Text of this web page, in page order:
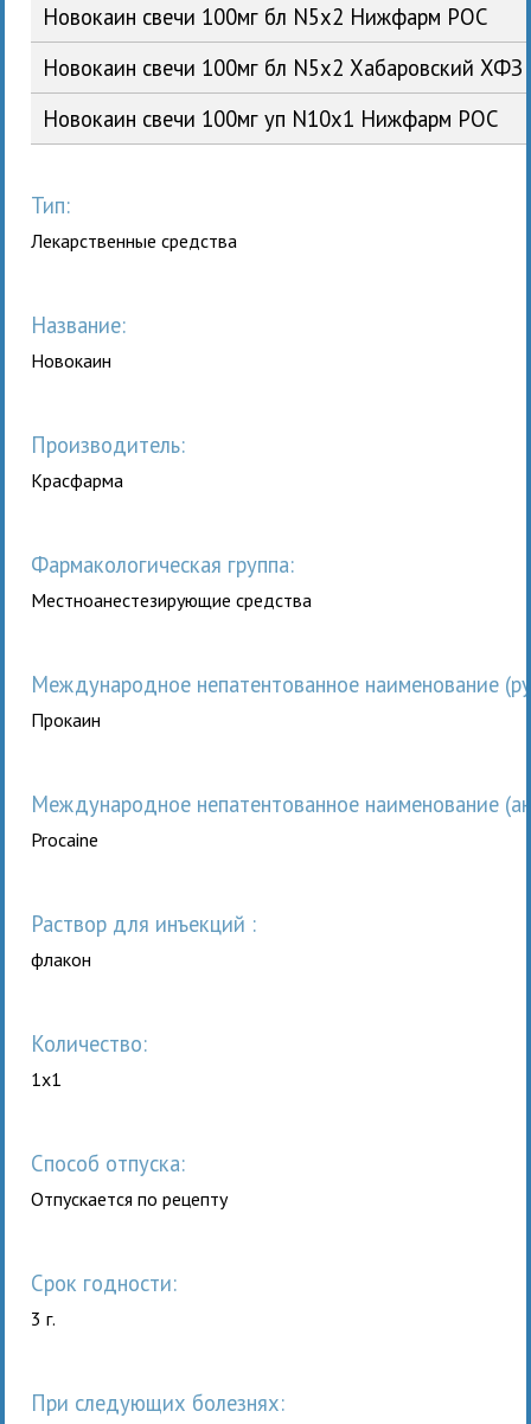
Новокаин свечи 100мг бл N5x2 Нижфарм РОС
Новокаин свечи 100мг бл N5x2 Хабаровский
Новокаин свечи 100мг уп N10x1 Нижфарм РОС
Тип:
Лекарственные средства
Название:
Новокаин
Производитель:
Красфарма
Фармакологическая группа:
Местноанестезирующие средства
Международное непатентованное наименование
Прокаин
Международное непатентованное наименование
Procaine
раствор для инъекций :
флакон
Количество:
1x1
Способ отпуска:
Отпускается по рецепту
Срок годности:
3 г.
При следующих болезнях: